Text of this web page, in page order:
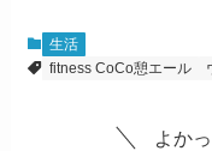
生活
fitness CoCo憩エール
よか